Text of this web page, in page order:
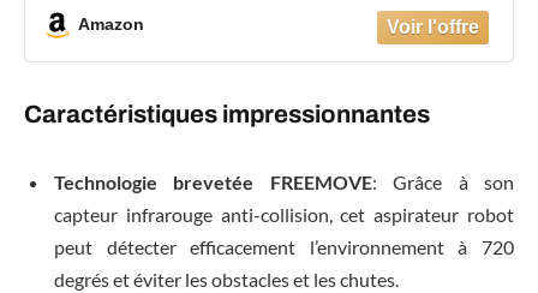
d'aspirations, Programmable, Idéal pour
Les Poils d'animaux Tapis Sols Durs, M210
Blanc
Amazon
Caractéristiques impressionnantes
Technologie brevetée FREEMOVE: Grâce à son
capteur infrarouge anti-collision, cet aspirateur robot
peut détecter efficacement l’environnement à 720
degrés et éviter les obstacles et les chutes.